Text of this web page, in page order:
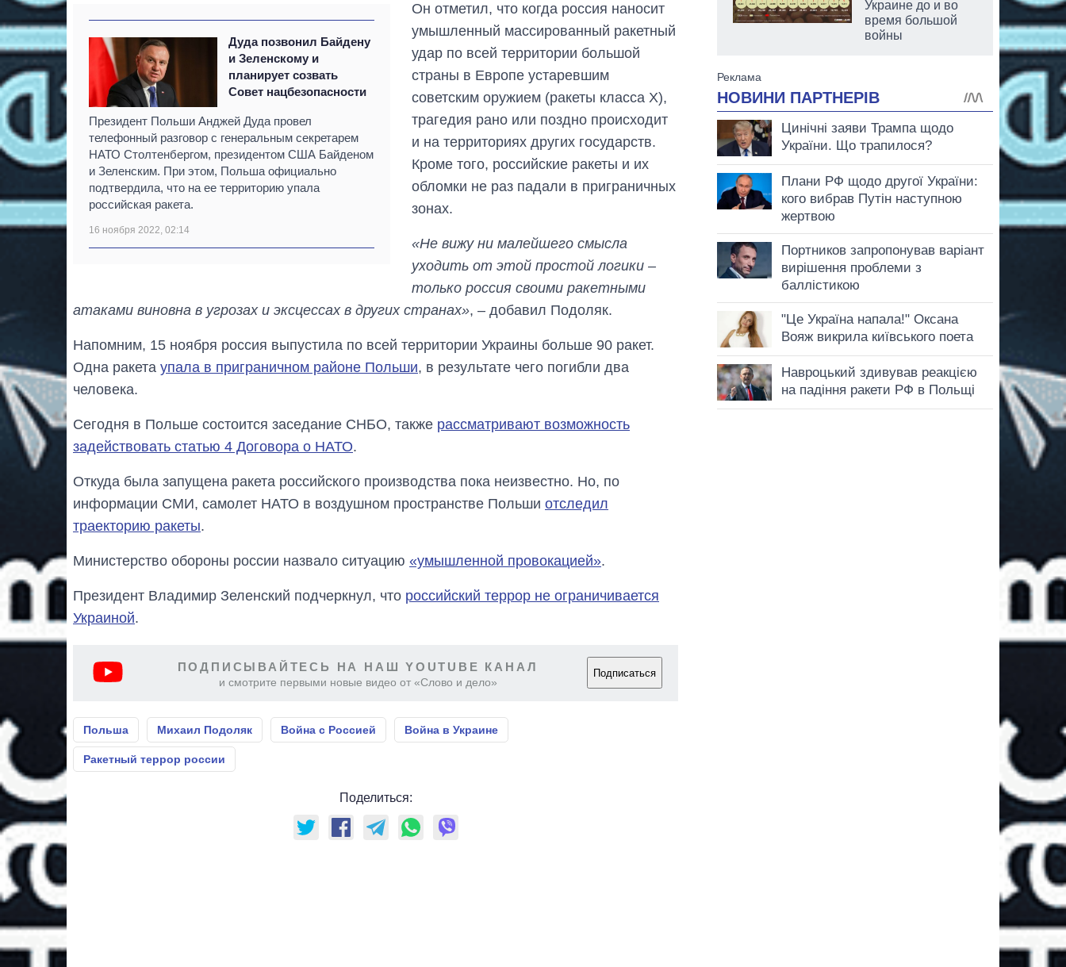
Дуда позвонил Байдену
и Зеленскому и
планирует созвать
Совет нацбезопасности
Президент Польши Анджей Дуда провел
телефонный разговор с генеральным секретарем
НАТО Столтенбергом, президентом США Байденом
и Зеленским. При этом, Польша официально
подтвердила, что на ее территорию упала
российская ракета.
16 ноября 2022, 02:14
Он отметил, что когда россия наносит
умышленный массированный ракетный
удар по всей территории большой
страны в Европе устаревшим
советским оружием (ракеты класса Х),
трагедия рано или поздно происходит
и на территориях других государств.
Кроме того, российские ракеты и их
обломки не раз падали в приграничных
зонах.
«Не вижу ни малейшего смысла
уходить от этой простой логики –
только россия своими ракетными
атаками виновна в угрозах и эксцессах в других странах», – добавил Подоляк.
Напомним, 15 ноября россия выпустила по всей территории Украины больше 90 ракет.
Одна ракета упала в приграничном районе Польши, в результате чего погибли два
человека.
Сегодня в Польше состоится заседание СНБО, также рассматривают возможность
задействовать статью 4 Договора о НАТО.
Откуда была запущена ракета российского производства пока неизвестно. Но, по
информации СМИ, самолет НАТО в воздушном пространстве Польши отследил
траекторию ракеты.
Министерство обороны россии назвало ситуацию «умышленной провокацией».
Президент Владимир Зеленский подчеркнул, что российский террор не ограничивается
Украиной.
ПОДПИСЫВАЙТЕСЬ НА НАШ YOUTUBE КАНАЛ
и смотрите первыми новые видео от «Слово и дело»
Подписаться
Польша Михаил Подоляк Война с Россией Война в Украине
Ракетный террор россии
Поделиться:
обороны за 13 лет
Украине до и во
время большой
войны